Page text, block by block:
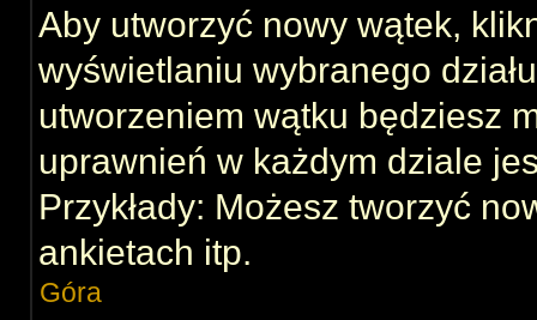
Aby utworzyć nowy wątek,
wyświetlaniu wybranego
utworzeniem wątku będziesz
uprawnień w każdym dziale
Przykłady: Możesz tworzyć
ankietach itp.
Góra